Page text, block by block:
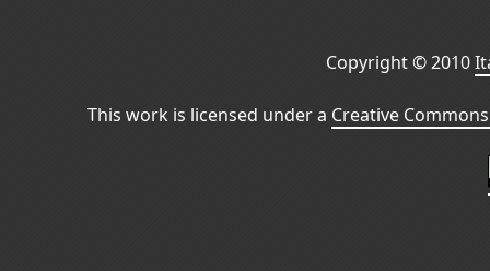
Copyright © 2010
This work is licensed under a Creative